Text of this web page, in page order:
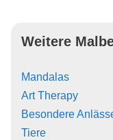
Weitere
Mandalas
Art Therapy
Besondere
Tiere